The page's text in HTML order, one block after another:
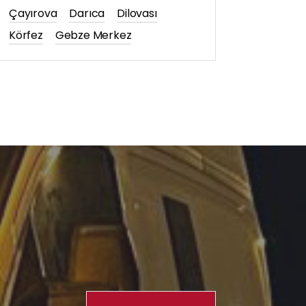
Çayırova Darıca
Dilovası
Körfez
Gebze Merkez